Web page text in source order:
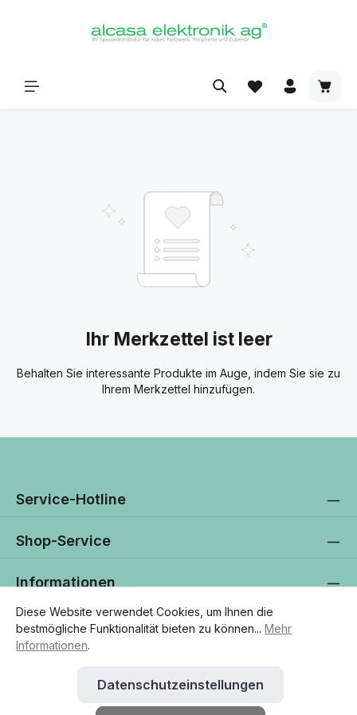
Ihr Merkzettel ist leer
Behalten Sie interessante Produkte im Auge, indem Sie sie zu
Ihrem Merkzettel hinzufügen.
Service-Hotline
Shop-Service
Informationen
Newsletter
Diese Website verwendet Cookies, um Ihnen die
bestmögliche Funktionalität bieten zu können... Mehr
Informationen.
Datenschutzeinstellungen